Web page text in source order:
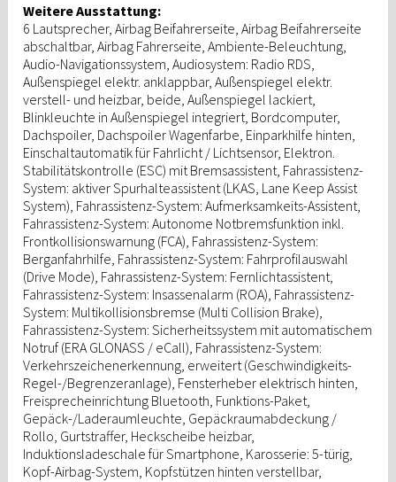
Weitere Ausstattung:
6 Lautsprecher, Airbag Beifahrerseite, Airbag Beifahrerseite
abschaltbar, Airbag Fahrerseite, Ambiente-Beleuchtung,
Audio-Navigationssystem, Audiosystem: Radio RDS,
Außenspiegel elektr. anklappbar, Außenspiegel elektr.
verstell- und heizbar, beide, Außenspiegel lackiert,
Blinkleuchte in Außenspiegel integriert, Bordcomputer,
Dachspoiler, Dachspoiler Wagenfarbe, Einparkhilfe hinten,
Einschaltautomatik für Fahrlicht / Lichtsensor, Elektron.
Stabilitätskontrolle (ESC) mit Bremsassistent, Fahrassistenz-
System: aktiver Spurhalteassistent (LKAS, Lane Keep Assist
System), Fahrassistenz-System: Aufmerksamkeits-Assistent,
Fahrassistenz-System: Autonome Notbremsfunktion inkl.
Frontkollisionswarnung (FCA), Fahrassistenz-System:
Berganfahrhilfe, Fahrassistenz-System: Fahrprofilauswahl
(Drive Mode), Fahrassistenz-System: Fernlichtassistent,
Fahrassistenz-System: Insassenalarm (ROA), Fahrassistenz-
System: Multikollisionsbremse (Multi Collision Brake),
Fahrassistenz-System: Sicherheitssystem mit automatischem
Notruf (ERA GLONASS / eCall), Fahrassistenz-System:
Verkehrszeichenerkennung, erweitert (Geschwindigkeits-
Regel-/Begrenzeranlage), Fensterheber elektrisch hinten,
Freisprecheinrichtung Bluetooth, Funktions-Paket,
Gepäck-/Laderaumleuchte, Gepäckraumabdeckung /
Rollo, Gurtstraffer, Heckscheibe heizbar,
Induktionsladeschale für Smartphone, Karosserie: 5-türig,
Kopf-Airbag-System, Kopfstützen hinten verstellbar,